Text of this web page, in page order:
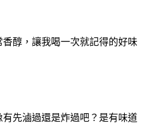
醇，讓我喝一次就記得的好味
先滷過還是炸過吧？是有味道